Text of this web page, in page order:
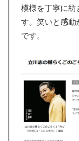
模様を丁寧に紡
す。笑いと感動
です。